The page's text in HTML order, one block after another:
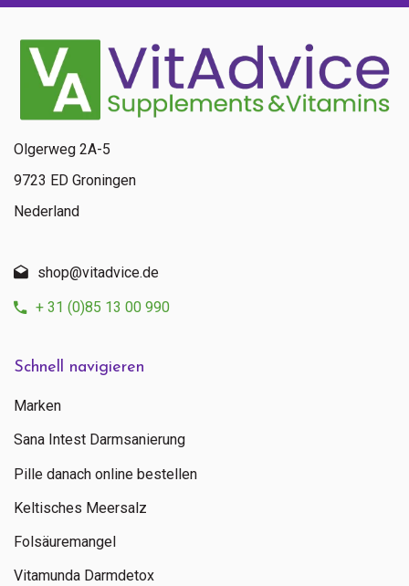
Schnell navigieren
Marken
Sana Intest Darmsanierung
Pille danach online bestellen
Keltisches Meersalz
Folsäuremangel
Vitamunda Darmdetox
Olgerweg 2A-5
9723 ED Groningen
Nederland
shop@vitadvice.de
+ 31 (0)85 13 00 990